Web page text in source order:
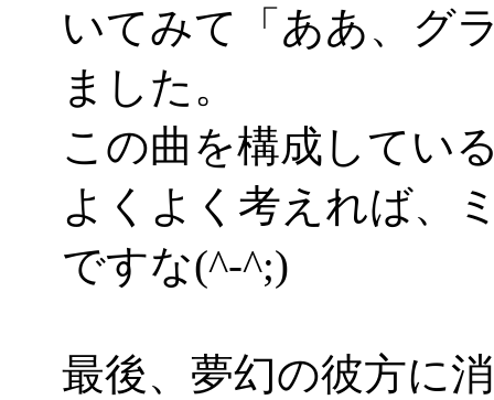
いてみて「ああ、グ
ました。
この曲を構成してい
よくよく考えれば、
ですな(^-^;)
最後、夢幻の彼方に